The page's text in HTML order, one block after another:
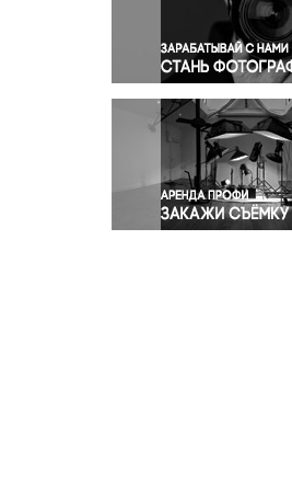
Правосудие
Происшествия и
Религия
Светская жизнь
Спорт
Экология
Экономика и